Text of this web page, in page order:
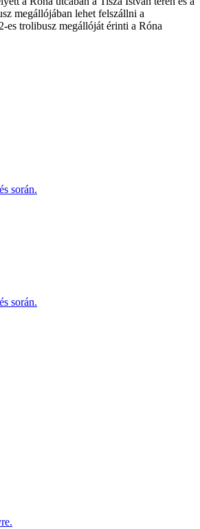
megállójában lehet felszállni a
es trolibusz megállóját érinti a Róna
során.
során.